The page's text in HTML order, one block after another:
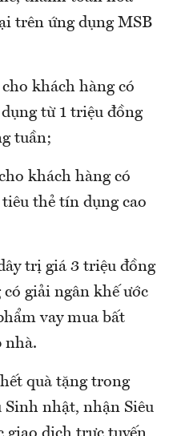
trên ứng dụng MSB
khách hàng có
từ 1 triệu đồng
tuần;
khách hàng có
thẻ tín dụng cao
trị giá 3 triệu đồng
giải ngân khế ước
vay mua bất
nhà.
quà tặng trong
nhật, nhận Siêu